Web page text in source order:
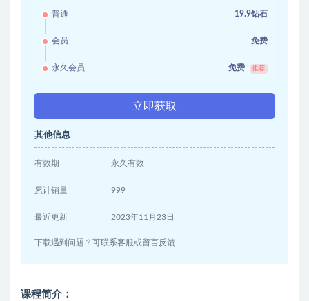
普通 19.9钻石
会员 免费
永久会员 免费 推荐
立即获取
其他信息
有效期 永久有效
累计销量 999
最近更新 2023年11月23日
下载遇到问题？可联系客服或留言反馈
课程简介：